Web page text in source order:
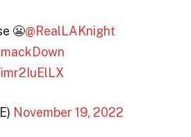
😬@RealLAKnight
November 19, 2022